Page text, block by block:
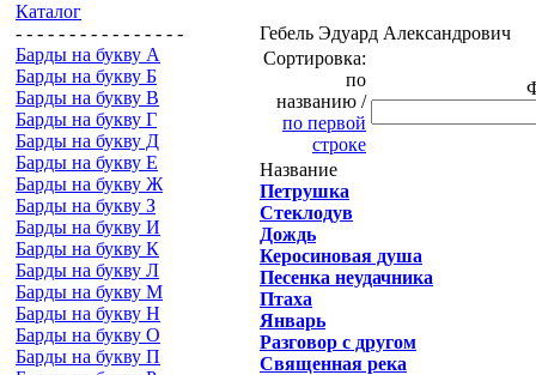
Каталог
- - - - - - - - - - - - - - - -
Барды на букву А
Барды на букву Б
Барды на букву В
Барды на букву Г
Барды на букву Д
Барды на букву Е
Барды на букву Ж
Барды на букву З
Барды на букву И
Барды на букву К
Барды на букву Л
Барды на букву М
Барды на букву Н
Барды на букву О
Барды на букву П
Гебель Эдуард Александрович
Сортировка:
по
названию /
по первой
строке
Название
Петрушка
Стеклодув
Дождь
Керосиновая душа
Песенка неудачника
Птаха
Январь
Разговор с другом
Священная река